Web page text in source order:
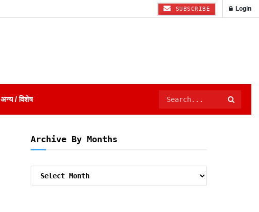
SUBSCRIBE Login
अन्य / विशेष
Archive By Months